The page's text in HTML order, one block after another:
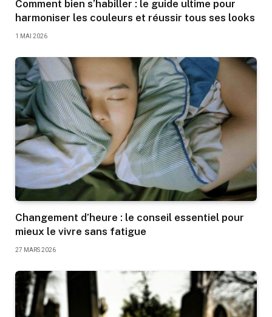
Comment bien s’habiller : le guide ultime pour
harmoniser les couleurs et réussir tous ses looks
1 MAI 2026
Changement d’heure : le conseil essentiel pour
mieux le vivre sans fatigue
27 MARS 2026